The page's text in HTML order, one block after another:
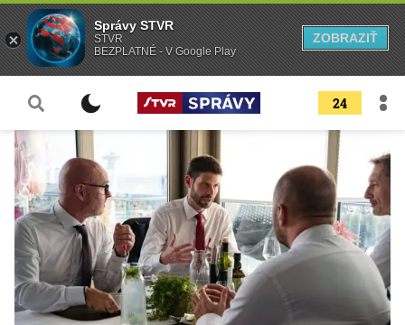
24
Správy STVR
STVR
BEZPLATNÉ - V Google Play
ZOBRAZIŤ